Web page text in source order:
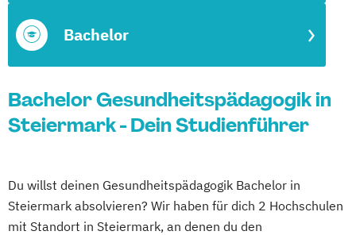
Bachelor
Bachelor Gesundheitspädagogik in
Steiermark - Dein Studienführer
Du willst deinen Gesundheitspädagogik Bachelor in
Steiermark absolvieren? Wir haben für dich 2 Hochschulen
mit Standort in Steiermark, an denen du den